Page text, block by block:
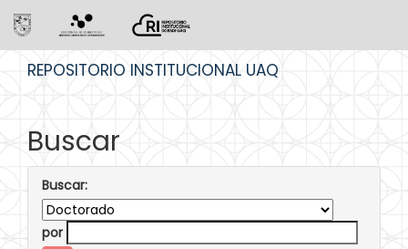
REPOSITORIO INSTITUCIONAL UAQ
Buscar
Buscar:
por